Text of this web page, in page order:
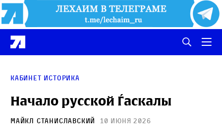
кабинет историка
Начало русской Ѓаскалы
Майкл Станиславский 10 июня 2026